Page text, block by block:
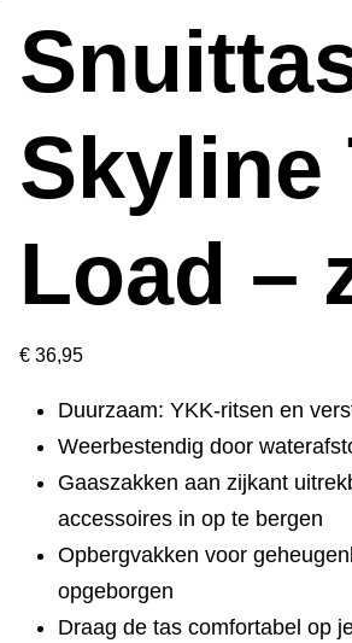
Skyline
Load –
€ 36,95
Duurzaam: YKK-ritsen en
Weerbestendig door
Gaaszakken aan zijkant
accessoires in op te bergen
Opbergvakken voor
opgeborgen
Draag de tas comfortabel op